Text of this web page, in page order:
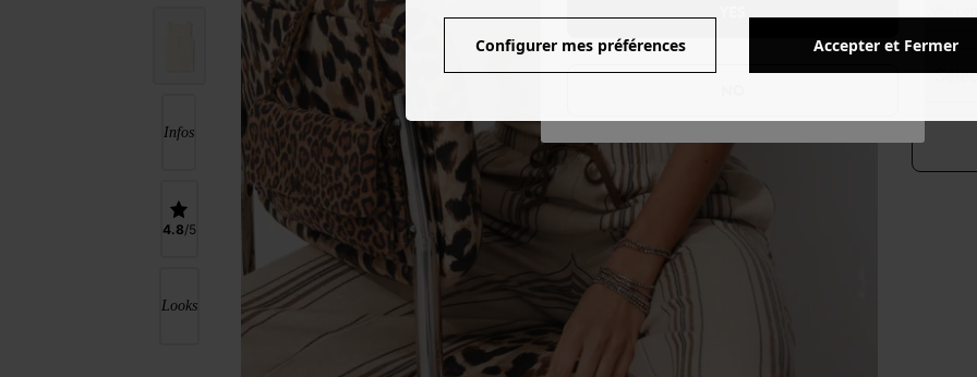
Infos
4.8
Looks
Voir
Configurer mes préférences Accepter et Fermer